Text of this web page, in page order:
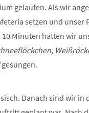
gelaufen. Als wir
setzen und unser
10 Minuten hatten wir
gesungen.
Danach sind wir in